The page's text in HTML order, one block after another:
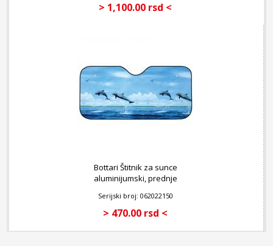
> 1,100.00 rsd <
Bottari Štitnik za sunce
aluminijumski, prednje
Serijski broj: 062022150
> 470.00 rsd <